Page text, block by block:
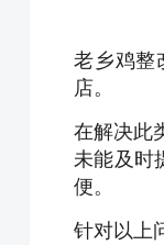
老乡鸡整
店。
在解决此
未能及时
便。
针对以上